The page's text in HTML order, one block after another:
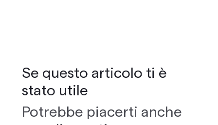
Se questo articolo ti è
stato utile
Potrebbe piacerti anche